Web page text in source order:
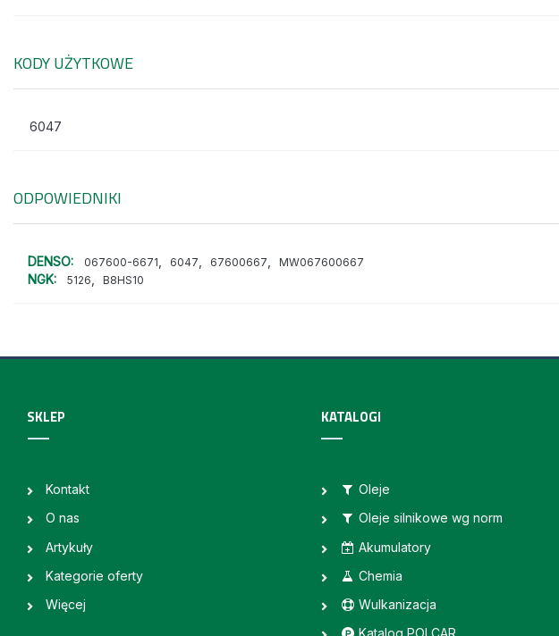
KODY UŻYTKOWE
6047
ODPOWIEDNIKI
DENSO: 067600-6671 6047 67600667 MW067600667
NGK: 5126 B8HS10
SKLEP
Kontakt
O nas
Artykuły
Kategorie oferty
Więcej
KATALOGI
Oleje
Oleje silnikowe wg norm
Akumulatory
Chemia
Wulkanizacja
Katalog POLCAR